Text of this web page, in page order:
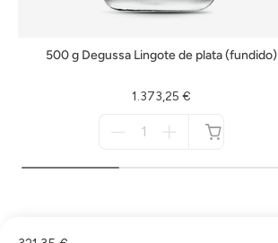
500 g Degussa Lingote de plata (fundido)
1.373,25 €
disponible